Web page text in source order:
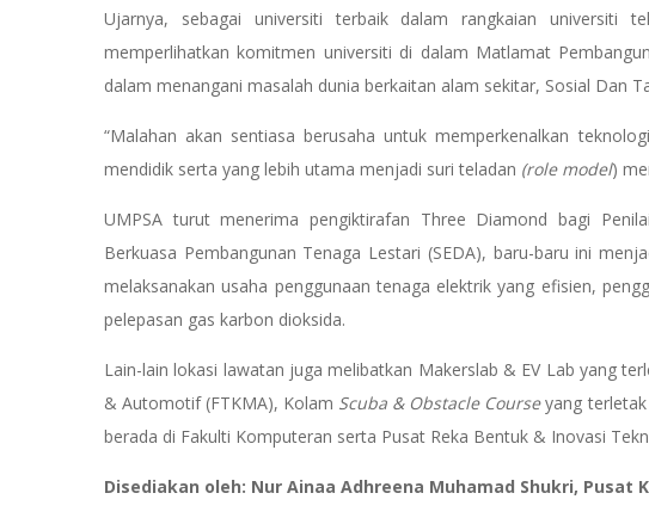
Ujarnya, sebagai universiti terbaik dalam rangkaian universiti
memperlihatkan komitmen universiti di dalam Matlamat
dalam menangani masalah dunia berkaitan alam sekitar, Sosial Dan
“Malahan akan sentiasa berusaha untuk memperkenalkan
mendidik serta yang lebih utama menjadi suri teladan (role model)
UMPSA turut menerima pengiktirafan Three Diamond bagi
Berkuasa Pembangunan Tenaga Lestari (SEDA), baru-baru ini
melaksanakan usaha penggunaan tenaga elektrik yang efisien,
pelepasan gas karbon dioksida.
Lain-lain lokasi lawatan juga melibatkan Makerslab & EV Lab yang
& Automotif (FTKMA), Kolam Scuba & Obstacle Courseyang terletak
berada di Fakulti Komputeran serta Pusat Reka Bentuk & Inovasi
Disediakan oleh: Nur Ainaa Adhreena Muhamad Shukri, Pusat